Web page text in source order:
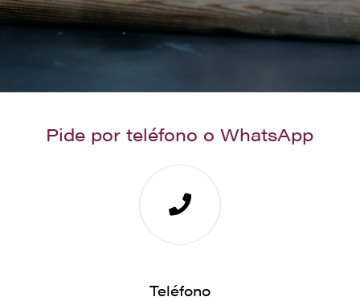
Pide por teléfono o WhatsApp
Teléfono